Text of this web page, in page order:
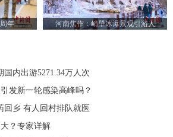
年 河南焦作：峭壁冰瀑景观引游人
国内出游5271.34万人次
发新一轮感染高峰吗？
回乡 有人回村排队就医
？专家详解